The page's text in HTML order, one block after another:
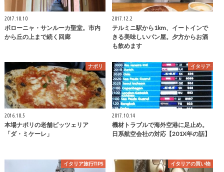
2017.10.10
ボローニャ・サンルーカ聖堂。市内
から丘の上まで続く回廊
2017.12.2
テルミニ駅から1km、イートインで
きる美味しいパン屋。夕方からお酒
も飲めます
ナポリ
2016.10.5
本場ナポリの老舗ピッツェリア
「ダ・ミケーレ」
イタリア
2017.10.14
機材トラブルで海外空港に足止め。
日系航空会社の対応【201X年の話】
イタリア旅行TIPS イタリアの買い物